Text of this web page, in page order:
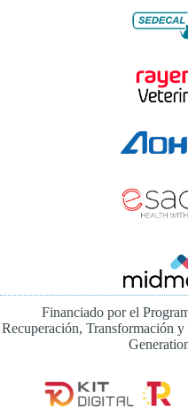
Financiado por el
Recuperación, Transformación